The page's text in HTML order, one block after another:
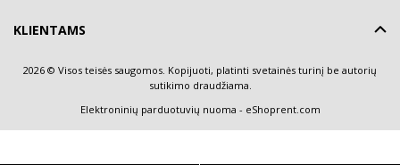
KLIENTAMS
2026 © Visos teisės saugomos. Kopijuoti, platinti svetainės turinį be autorių
sutikimo draudžiama.
Elektroninių parduotuvių nuoma - eShoprent.com